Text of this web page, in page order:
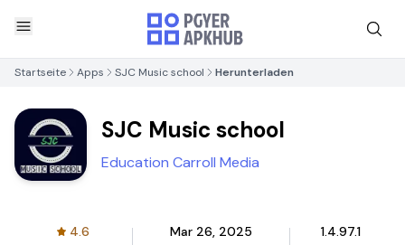
Startseite Apps SJC Music school Herunterladen
SJC Music school
Education Carroll Media
4.6 Mar 26, 2025 1.4.97.1